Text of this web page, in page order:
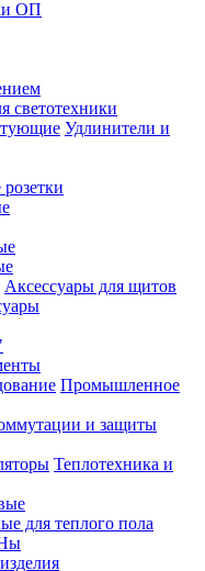
ОП
светотехники
Удлинители и
Аксессуары для щитов
Промышленное
и защиты
Теплотехника и
для теплого пола